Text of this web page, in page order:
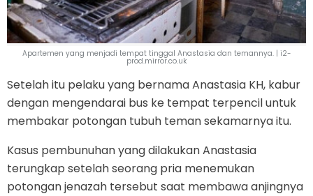
Apartemen yang menjadi tempat tinggal Anastasia dan temannya. | i2-
prod.mirror.co.uk
Setelah itu pelaku yang bernama Anastasia KH, kabur
dengan mengendarai bus ke tempat terpencil untuk
membakar potongan tubuh teman sekamarnya itu.
Kasus pembunuhan yang dilakukan Anastasia
terungkap setelah seorang pria menemukan
potongan jenazah tersebut saat membawa anjingnya